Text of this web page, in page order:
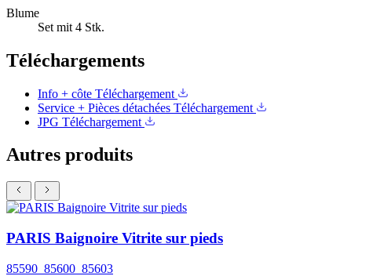
Blume
Set mit 4 Stk.
Téléchargements
Info + côte Téléchargement
Service + Pièces détachées Téléchargement
JPG Téléchargement
Autres produits
PARIS Baignoire Vitrite sur pieds
85590_85600_85603